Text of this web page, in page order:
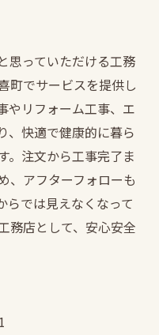
思っていただける工務
町でサービスを提供し
やリフォーム工事、エ
、快適で健康的に暮ら
。注文から工事完了ま
、アフターフォローも
らでは見えなくなって
務店として、安心安全